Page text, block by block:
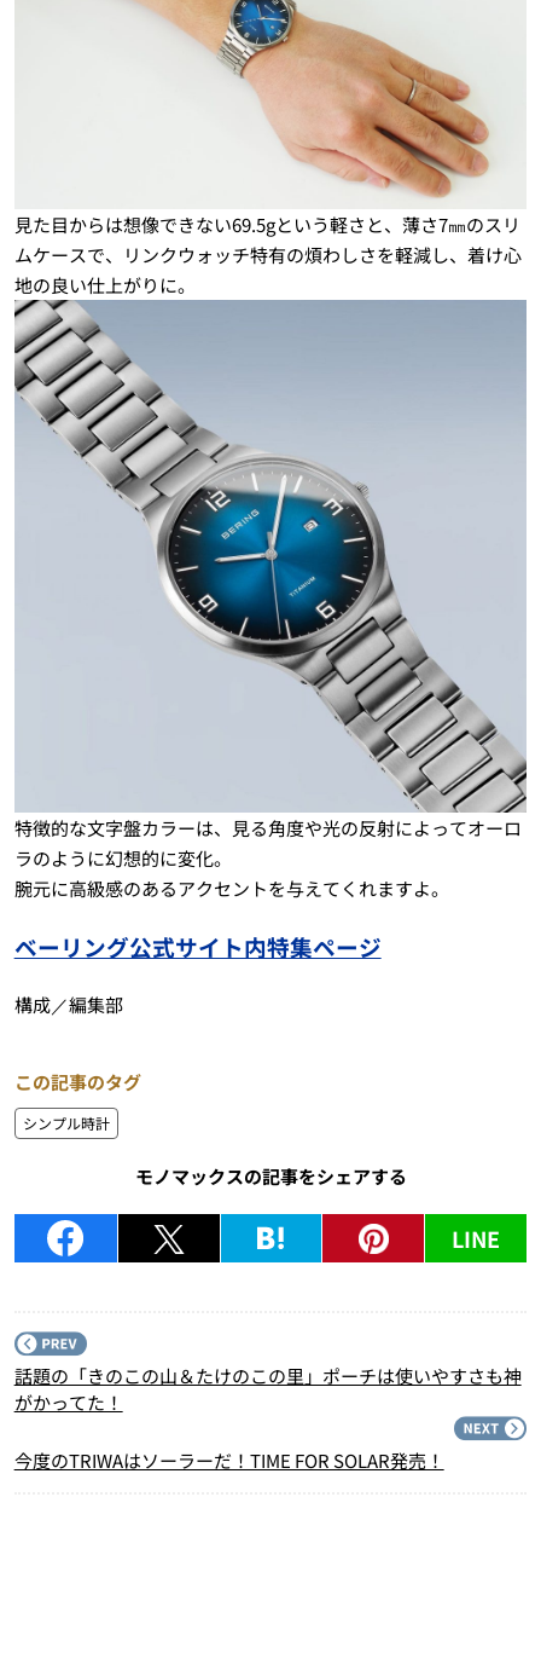
見た目からは想像できない69.5gという軽さと、薄さ7㎜のスリ
ムケースで、リンクウォッチ特有の煩わしさを軽減し、着け心
地の良い仕上がりに。
特徴的な文字盤カラーは、見る角度や光の反射によってオーロ
ラのように幻想的に変化。
腕元に高級感のあるアクセントを与えてくれますよ。
ベーリング公式サイト内特集ページ
構成／編集部
この記事のタグ
シンプル時計
モノマックスの記事をシェアする
LINE
話題の「きのこの山＆たけのこの里」ポーチは使いやすさも神
がかってた！
今度のTRIWAはソーラーだ！TIME FOR SOLAR発売！